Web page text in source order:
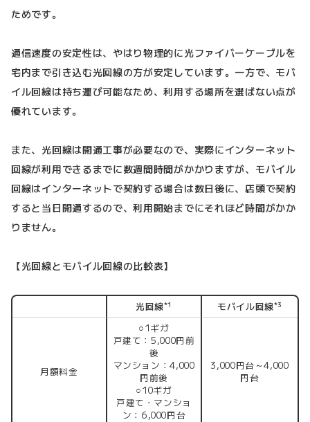
ためです。
通信速度の安定性は、やはり物理的に光ファイバーケーブルを
宅内まで引き込む光回線の方が安定しています。一方で、モバ
イル回線は持ち運び可能なため、利用する場所を選ばない点が
優れています。
また、光回線は開通工事が必要なので、実際にインターネット
回線が利用できるまでに数週間時間がかかりますが、モバイル
回線はインターネットで契約する場合は数日後に、店頭で契約
すると当日開通するので、利用開始までにそれほど時間がかか
りません。
【光回線とモバイル回線の比較表】
光回線*1 モバイル回線*3
月額料金
○1ギガ
戸建て：5,000円前
後
マンション：4,000
円前後
○10ギガ
戸建て・マンショ
ン：6,000円台
3,000円台～4,000
円台